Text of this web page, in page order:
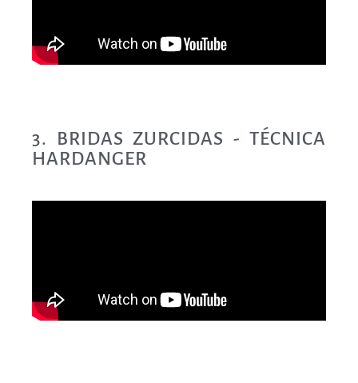
3. BRIDAS ZURCIDAS - TÉCNICA
HARDANGER